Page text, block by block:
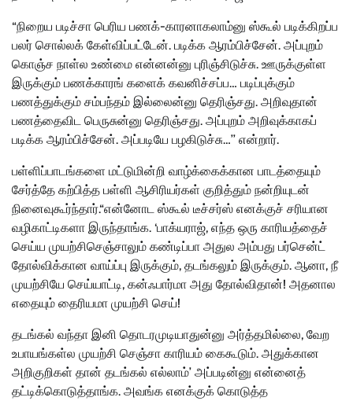
“நிறைய படிச்சா பெரிய பணக்-காரனாகலாம்னு ஸ்கூல் படிக்கிறப்ப
பலர் சொல்லக் கேள்விப்பட்டேன். படிக்க ஆரம்பிச்சேன். அப்புறம்
கொஞ்ச நாள்ல உண்மை என்னன்னு புரிஞ்சிடுச்சு. ஊருக்குள்ள
இருக்கும் பணக்காரங் களைக் கவனிச்சப்ப… படிப்புக்கும்
பணத்துக்கும் சம்பந்தம் இல்லைன்னு தெரிஞ்சது. அறிவுதான்
பணத்தைவிட பெருசுன்னு தெரிஞ்சது. அப்புறம் அறிவுக்காகப்
படிக்க ஆரம்பிச்சேன். அப்படியே பழகிடுச்சு…’’ என்றார்.
பள்ளிப்பாடங்களை மட்டுமின்றி வாழ்க்கைக்கான பாடத்தையும்
சேர்த்தே கற்பித்த பள்ளி ஆசிரியர்கள் குறித்தும் நன்றியுடன்
நினைவுகூர்ந்தார்.“என்னோட ஸ்கூல் டீச்சர்ஸ் எனக்குச் சரியான
வழிகாட்டிகளா இருந்தாங்க. ‘பாக்யராஜ், எந்த ஒரு காரியத்தைச்
செய்ய முயற்சிசெஞ்சாலும் கண்டிப்பா அதுல அம்பது பர்சென்ட்
தோல்விக்கான வாய்ப்பு இருக்கும், தடங்கலும் இருக்கும். ஆனா, நீ
முயற்சியே செய்யாட்டி, கன்ஃபார்மா அது தோல்விதான்! அதனால
எதையும் தைரியமா முயற்சி செய்!
தடங்கல் வந்தா இனி தொடரமுடியாதுன்னு அர்த்தமில்லை, வேற
உபாயங்கள்ல முயற்சி செஞ்சா காரியம் கைகூடும். அதுக்கான
அறிகுறிகள் தான் தடங்கல் எல்லாம்’ அப்படின்னு என்னைத்
தட்டிக்கொடுத்தாங்க. அவங்க எனக்குக் கொடுத்த